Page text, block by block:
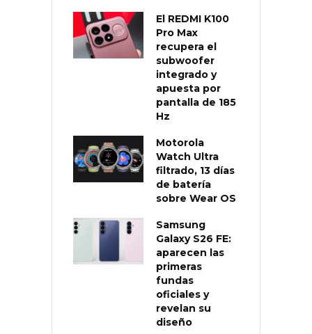
El REDMI K100
Pro Max
recupera el
subwoofer
integrado y
apuesta por
pantalla de 185
Hz
Motorola
Watch Ultra
filtrado, 13 días
de batería
sobre Wear OS
Samsung
Galaxy S26 FE:
aparecen las
primeras
fundas
oficiales y
revelan su
diseño